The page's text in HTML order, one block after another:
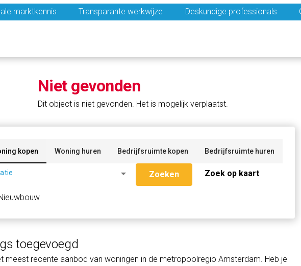
marktkennis Transparante werkwijze Deskundige professionals
Niet gevonden
Dit object is niet gevonden. Het is mogelijk verplaatst.
kopen Woning huren Bedrijfsruimte kopen Bedrijfsruimte huren
arrow_drop_down Zoeken Zoek op kaart
toegevoegd
meest recente aanbod van woningen in de metropoolregio Amsterdam. Heb je